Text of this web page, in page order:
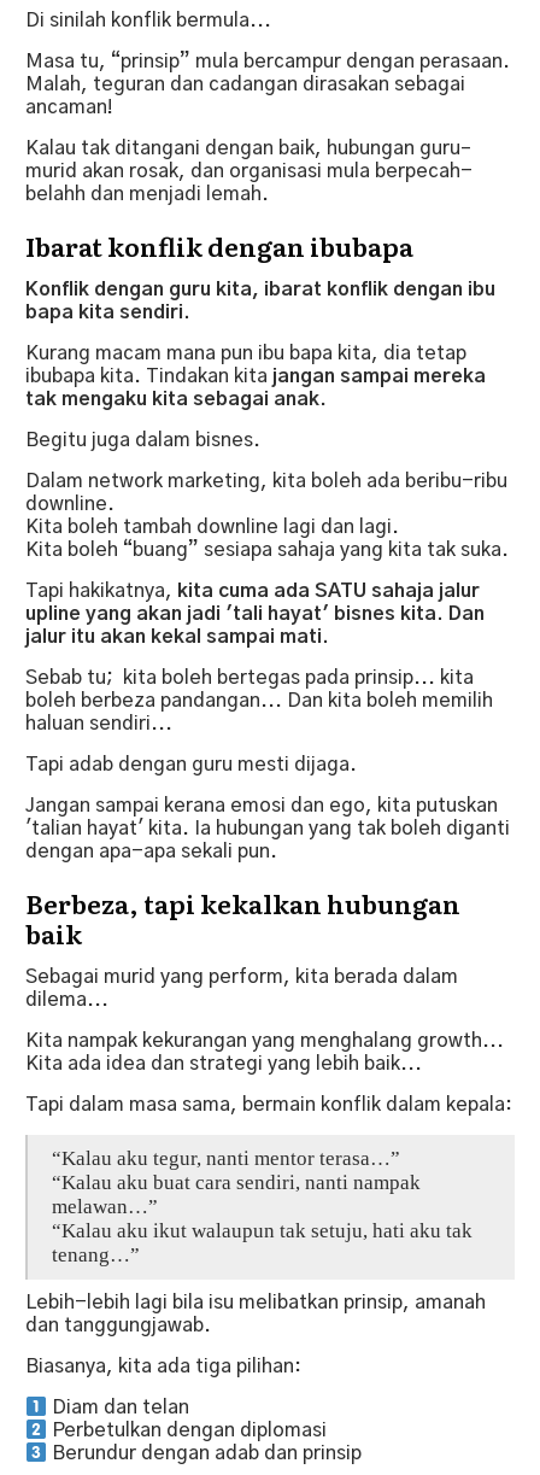
Di sinilah konflik bermula...
Masa tu, “prinsip” mula bercampur dengan perasaan.
Malah, teguran dan cadangan dirasakan sebagai
ancaman!
Kalau tak ditangani dengan baik, hubungan guru–
murid akan rosak, dan organisasi mula berpecah-
belahh dan menjadi lemah.
Ibarat konflik dengan ibubapa
Konflik dengan guru kita, ibarat konflik dengan ibu
bapa kita sendiri.
Kurang macam mana pun ibu bapa kita, dia tetap
ibubapa kita. Tindakan kita jangan sampai mereka
tak mengaku kita sebagai anak.
Begitu juga dalam bisnes.
Dalam network marketing, kita boleh ada beribu-ribu
downline.
Kita boleh tambah downline lagi dan lagi.
Kita boleh “buang” sesiapa sahaja yang kita tak suka.
Tapi hakikatnya, kita cuma ada SATU sahaja jalur
upline yang akan jadi 'tali hayat' bisnes kita. Dan
jalur itu akan kekal sampai mati.
Sebab tu; kita boleh bertegas pada prinsip... kita
boleh berbeza pandangan... Dan kita boleh memilih
haluan sendiri...
Tapi adab dengan guru mesti dijaga.
Jangan sampai kerana emosi dan ego, kita putuskan
'talian hayat' kita. Ia hubungan yang tak boleh diganti
dengan apa-apa sekali pun.
Berbeza, tapi kekalkan hubungan
baik
Sebagai murid yang perform, kita berada dalam
dilema...
Kita nampak kekurangan yang menghalang growth...
Kita ada idea dan strategi yang lebih baik...
Tapi dalam masa sama, bermain konflik dalam kepala:
“Kalau aku tegur, nanti mentor terasa…”
“Kalau aku buat cara sendiri, nanti nampak
melawan…”
“Kalau aku ikut walaupun tak setuju, hati aku tak
tenang…”
Lebih-lebih lagi bila isu melibatkan prinsip, amanah
dan tanggungjawab.
Biasanya, kita ada tiga pilihan:
Diam dan telan
Perbetulkan dengan diplomasi
Berundur dengan adab dan prinsip